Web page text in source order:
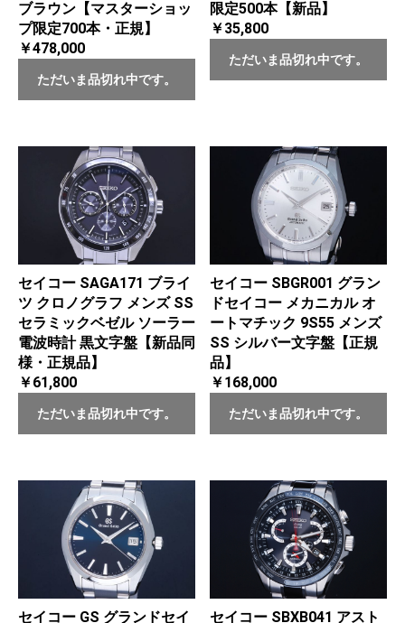
ブラウン【マスターショッ
プ限定700本・正規】
￥478,000
ただいま品切れ中です。
限定500本【新品】
￥35,800
ただいま品切れ中です。
セイコー SAGA171 ブライ
ツ クロノグラフ メンズ SS
セラミックベゼル ソーラー
電波時計 黒文字盤【新品同
様・正規品】
￥61,800
ただいま品切れ中です。
セイコー SBGR001 グラン
ドセイコー メカニカル オ
ートマチック 9S55 メンズ
SS シルバー文字盤【正規
品】
￥168,000
ただいま品切れ中です。
セイコー GS グランドセイ セイコー SBXB041 アスト